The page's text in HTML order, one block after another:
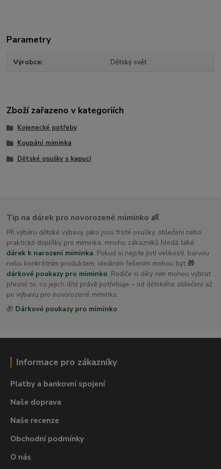
Parametry
Výrobce Dětský svět
Zboží zařazeno v kategoriích
Kojenecké potřeby
Koupání miminka
Dětské osušky s kapucí
Tip na dárek pro novorozené miminko 👶
Při výběru dětské výbavy, jako jsou froté osušky, oblečení nebo
praktické doplňky pro miminka, mnoho zákazníků hledá také
dárek k narození miminka. Pokud si nejste jistí velikostí, barvou
nebo konkrétním produktem, ideálním řešením mohou být 🎁
dárkové poukazy pro miminko. Rodiče si díky nim mohou vybrat
přesně to, co jejich dítě právě potřebuje – od dětského oblečení až
po výbavu pro novorozené miminko.
🎁 Dárkové poukazy pro miminko
Informace pro zákazníky
Platby a bankovní spojení
Naše doprava
Naše recenze
Obchodní podmínky
O nás